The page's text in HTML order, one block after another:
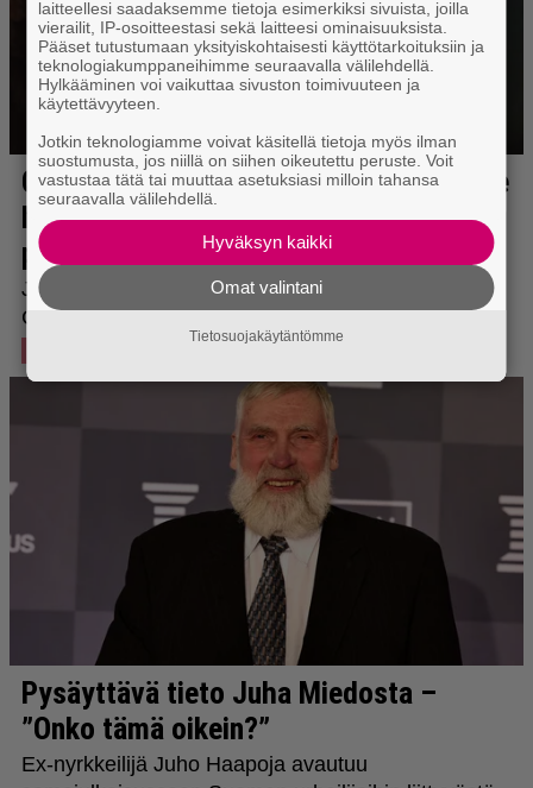
laitteellesi saadaksemme tietoja esimerkiksi sivuista, joilla
vierailit, IP-osoitteestasi sekä laitteesi ominaisuuksista.
Pääset tutustumaan yksityiskohtaisesti käyttötarkoituksiin ja
teknologiakumppaneihimme seuraavalla välilehdellä.
Hylkääminen voi vaikuttaa sivuston toimivuuteen ja
käytettävyyteen.
Jotkin teknologiamme voivat käsitellä tietoja myös ilman
suostumusta, jos niillä on siihen oikeutettu peruste. Voit
vastustaa tätä tai muuttaa asetuksiasi milloin tahansa
seuraavalla välilehdellä.
Hyväksyn kaikki
Omat valintani
Tietosuojakäytäntömme